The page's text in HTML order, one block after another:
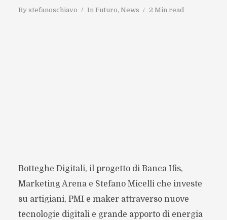
By stefanoschiavo In Futuro, News 2 Min read
Botteghe Digitali, il progetto di Banca Ifis,
Marketing Arena e Stefano Micelli che investe
su artigiani, PMI e maker attraverso nuove
tecnologie digitali e grande apporto di energia